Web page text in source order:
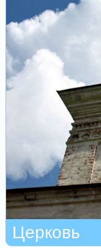
Церковь